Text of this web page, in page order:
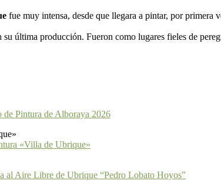
fue muy intensa, desde que llegara a pintar, por primera
última producción. Fueron como lugares fieles de
Pintura de Alboraya 2026
«Villa de Ubrique»
al Aire Libre de Ubrique “Pedro Lobato Hoyos”